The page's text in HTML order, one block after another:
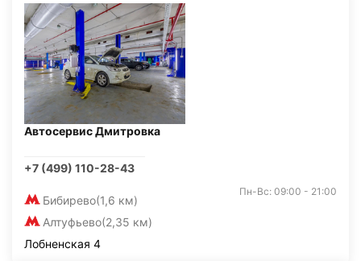
Автосервис Дмитровка
+7 (499) 110-28-43
Бибирево(1,6 км)
Алтуфьево(2,35 км)
Пн-Вс: 09:00 - 21:00
Лобненская 4